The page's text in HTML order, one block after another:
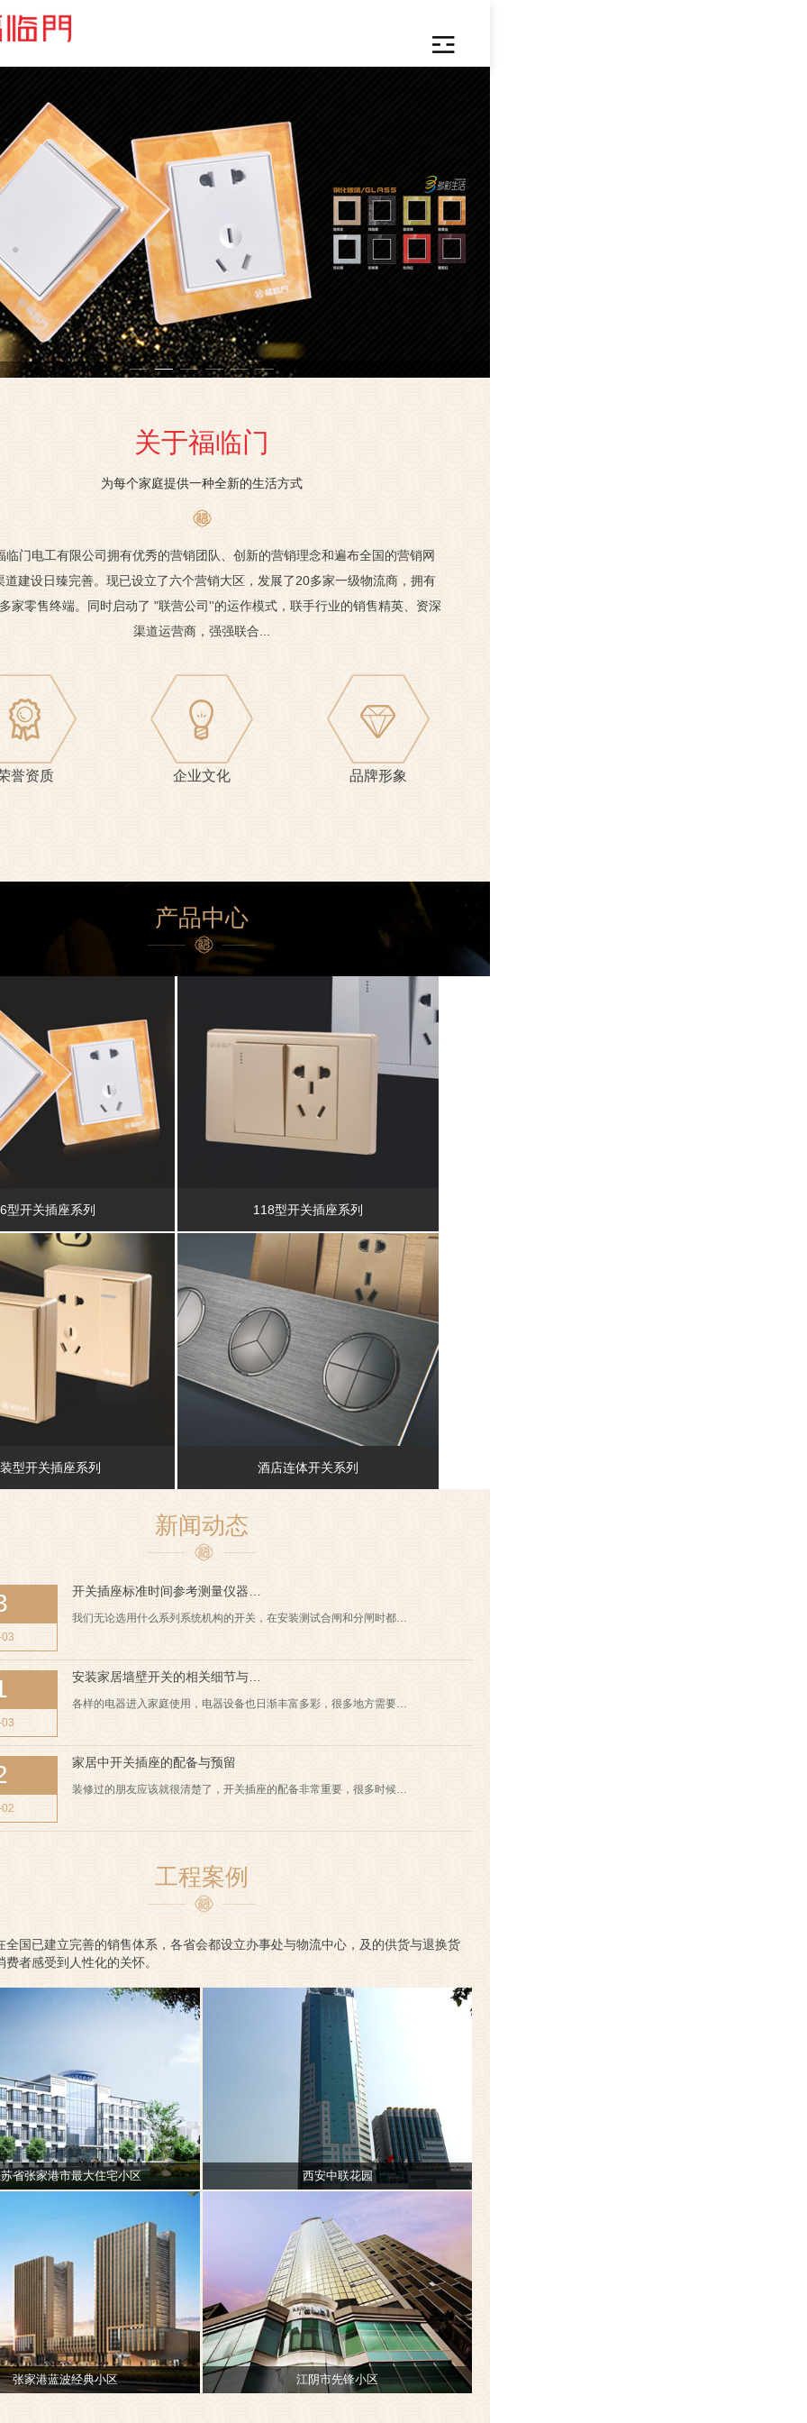
关于福临门
为每个家庭提供一种全新的生活方式
临门电工有限公司拥有优秀的营销团队、创新的营销理念和遍布全国的营销网
道建设日臻完善。现已设立了六个营销大区，发展了20多家一级物流商，拥有
家零售终端。同时启动了 "联营公司''的运作模式，联手行业的销售精英、资深
渠道运营商，强强联合...
誉资质 企业文化 品牌形象
产品中心
型开关插座系列 118型开关插座系列
型开关插座系列 酒店连体开关系列
新闻动态
开关插座标准时间参考测量仪器…
我们无论选用什么系列系统机构的开关，在安装测试合闸和分闸时都…
安装家居墙壁开关的相关细节与…
各样的电器进入家庭使用，电器设备也日渐丰富多彩，很多地方需要…
家居中开关插座的配备与预留
装修过的朋友应该就很清楚了，开关插座的配备非常重要，很多时候…
工程案例
全国已建立完善的销售体系，各省会都设立办事处与物流中心，及的供货与退换货
费者感受到人性化的关怀。
省张家港市最大住宅小区 西安中联花园
张家港蓝波经典小区 江阴市先锋小区